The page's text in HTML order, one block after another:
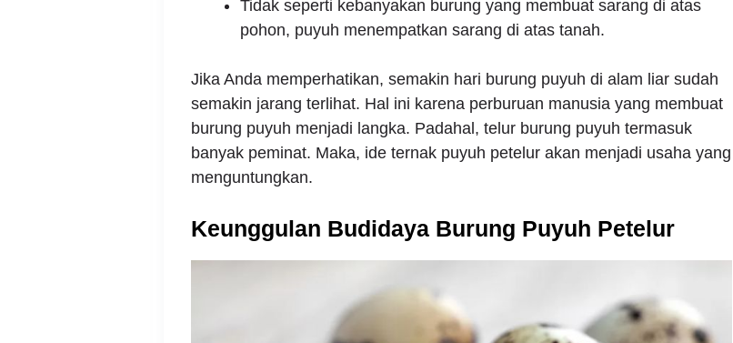
Tidak seperti kebanyakan burung yang membuat sarang di atas
pohon, puyuh menempatkan sarang di atas tanah.
Jika Anda memperhatikan, semakin hari burung puyuh di alam liar sudah
semakin jarang terlihat. Hal ini karena perburuan manusia yang membuat
burung puyuh menjadi langka. Padahal, telur burung puyuh termasuk
banyak peminat. Maka, ide ternak puyuh petelur akan menjadi usaha yang
menguntungkan.
Keunggulan Budidaya Burung Puyuh Petelur